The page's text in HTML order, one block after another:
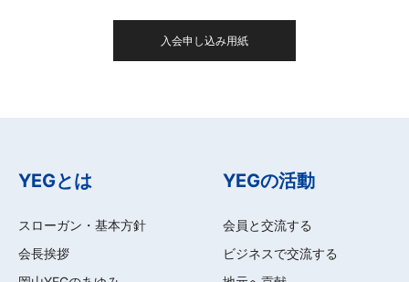
入会申し込み用紙
YEGとは
スローガン・基本方針
会長挨拶
YEGの活動
会員と交流する
ビジネスで交流する